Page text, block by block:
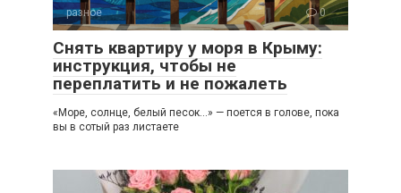
разное 0
Снять квартиру у моря в Крыму:
инструкция, чтобы не
переплатить и не пожалеть
«Море, солнце, белый песок…» — поется в голове, пока
вы в сотый раз листаете